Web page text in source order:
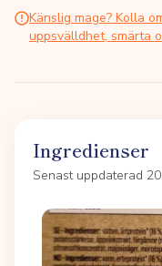
Känslig mage? Kolla
uppsvälldhet, smärta
Ingredienser
Senast uppdaterad